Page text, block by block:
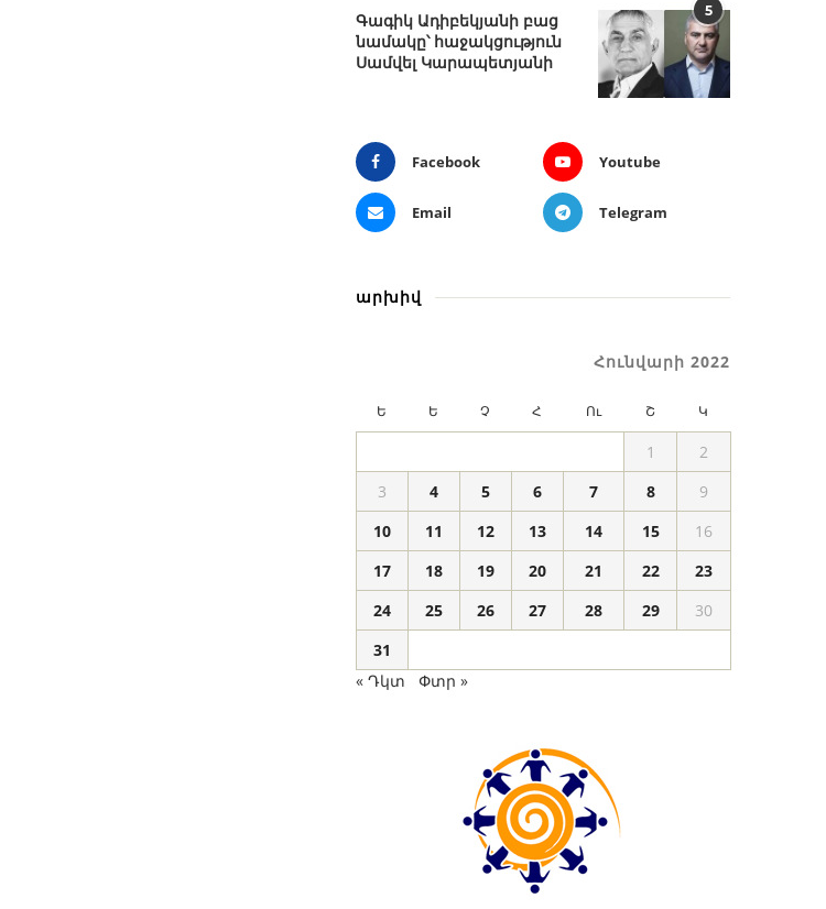
5
Գագիկ Ադիբեկյանի բաց
նամակը՝ հաջակցություն
Սամվել Կարապետյանի
Facebook Youtube
Email Telegram
արխիվ
Հունվարի 2022
Ե Ե Չ Հ Ու Շ Կ
1
2
3
4 5 6 7 8
9
10
11 12 13 14 15
16
17
18 19 20 21 22
23
24
25 26 27 28 29
30
31
« Դկտ
Փտր »